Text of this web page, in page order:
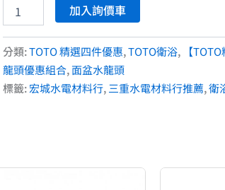
加入詢價車
分類:TOTO 精選四件優惠,TOTO衛浴,
【
龍頭優惠組合,面盆水龍頭
標籤:宏城水電材料行,三重水電材料行推薦,衛
原
目